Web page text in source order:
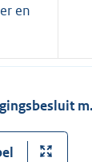
en